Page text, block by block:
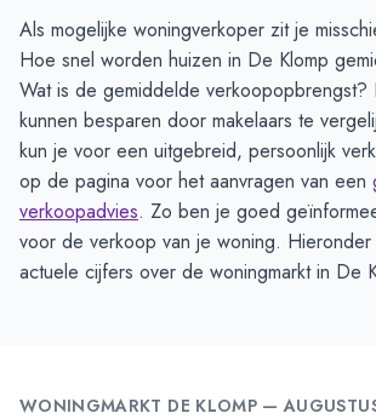
Als mogelijke woningverkoper zit je
Hoe snel worden huizen in De Klomp
Wat is de gemiddelde verkoopopbrengst?
kunnen besparen door makelaars te
kun je voor een uitgebreid, persoonlijk
op de pagina voor het aanvragen van een
verkoopadvies. Zo ben je goed
voor de verkoop van je woning.
actuele cijfers over de woningmarkt in De
WONINGMARKT DE KLOMP —